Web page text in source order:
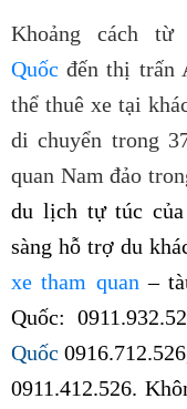
Khoảng cách từ
Quốcđến thị trấn
thể thuê xe tại
di chuyển trong
quan Nam đảo
du lịch tự túc của
sàng hỗ trợ du
xe tham quan –
Quốc:
Quốc
0911.412.526.